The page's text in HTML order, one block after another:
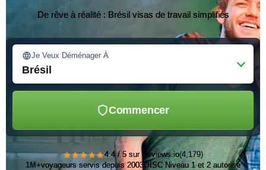
De rêve à réalité : Brésil visas de travail simplifiés
Je Veux Déménager À
Brésil
Commencer
★★★★★4.4 / 5 sur Reviews.io(4,179)
1M+voyageurs servis depuis 2003OISC Niveau 1 et 2 autorisé